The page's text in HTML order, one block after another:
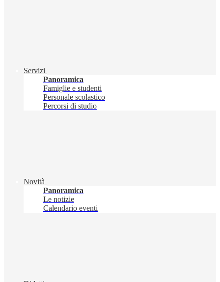
Servizi
Panoramica
Famiglie e studenti
Personale scolastico
Percorsi di studio
Novità
Panoramica
Le notizie
Calendario eventi